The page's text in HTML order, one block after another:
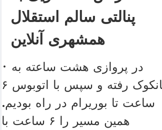
پنالتی سالم استقلال
همشهری آنلاین
· در پروازی هشت ساعته به
بانکوک رفته و سپس با اتوبوس ۶
ساعت تا بوریرام در راه بودیم.
همین مسیر را ۶ ساعت با